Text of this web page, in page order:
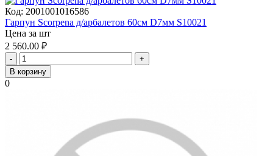
Код: 2001001016586
Гарпун Scorpena д/арбалетов 60см D7мм S10021
Цена за шт
2 560.00 ₽
-
+
В корзину
0